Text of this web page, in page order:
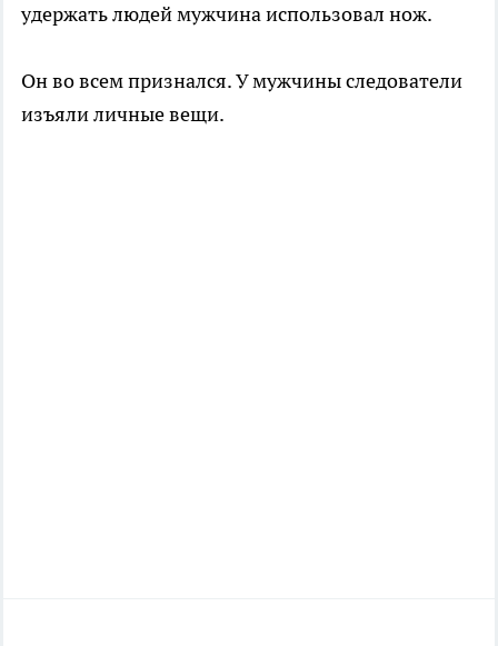
удержать людей мужчина использовал нож.
Он во всем признался. У мужчины следователи
изъяли личные вещи.